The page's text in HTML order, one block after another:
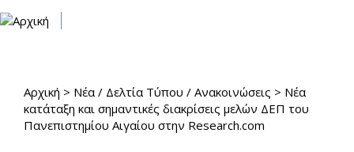
Παράκαμψη προς το κυρίως περιεχόμενο
Είστε εδώ
Αρχική > Νέα / Δελτία Τύπου / Ανακοινώσεις > Νέα
κατάταξη και σημαντικές διακρίσεις μελών ΔΕΠ του
Πανεπιστημίου Αιγαίου στην Research.com